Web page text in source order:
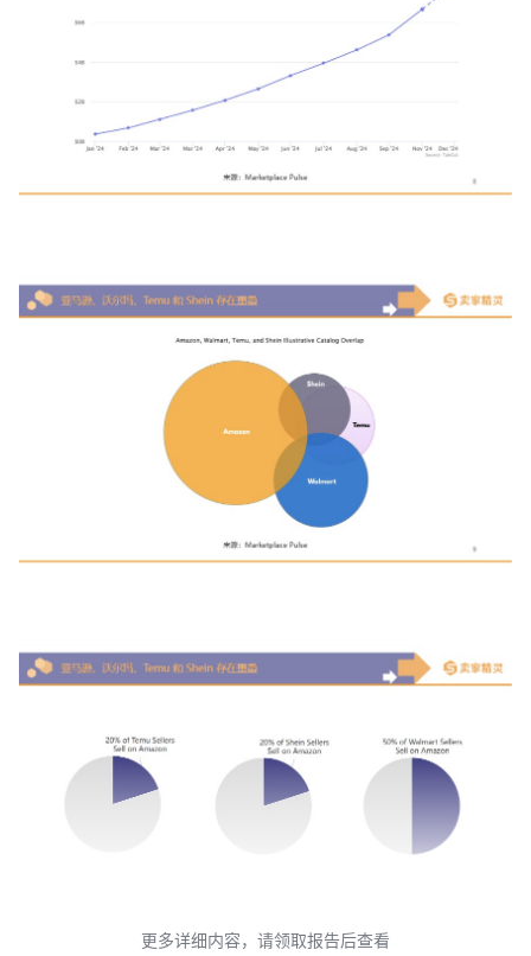
更多详细内容，请领取报告后查看